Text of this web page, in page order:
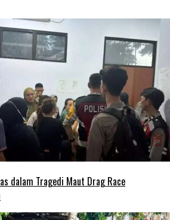
dalam Tragedi Maut Drag Race